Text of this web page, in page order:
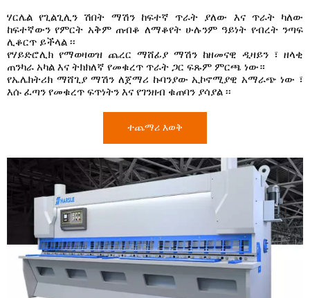
ሃርሌል የጊልጊሊን ሽበት ማሽን ከፍተኛ ጥራት ያለው እና ጥራት ካለው
ከፍተኛውን የምርት አቅም ጠብቆ ለማቆየት ሁሉንም ዓይነት የብረት ንጣፍ
ሊቆርጥ ይችላል ፡፡
የሃይድሮሊክ የማወዛወዝ ጨረር ማሸፊያ ማሽን ከዘመናዊ ዲዛይን ፣ ዘላቂ
ጠንካራ አካል እና ትክክለኛ የመቁረጥ ጥራት ጋር ፍጹም ምርጫ ነው።
የኤሌክትሪክ ማሸጊያ ማሽን ለጀማሪ ኩባንያው ኢኮኖሚያዊ አማራጭ ነው ፣
እሱ ፈጣን የመቁረጥ ፍጥነትን እና የገንዘብ ቁጠባን ያሳያል ፡፡
ተጨማሪ እወቅ